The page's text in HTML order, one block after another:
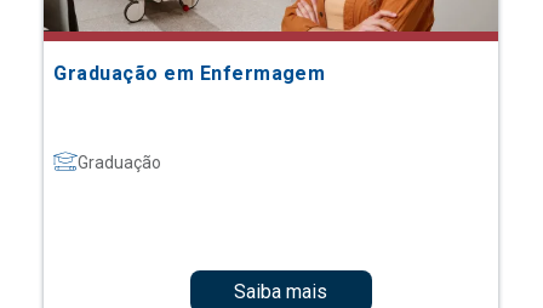
Graduação em Enfermagem
Graduação
Saiba mais